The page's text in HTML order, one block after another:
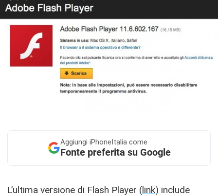
Aggiungi iPhoneItalia come
Fonte preferita su Google
L’ultima versione di Flash Player (link) include